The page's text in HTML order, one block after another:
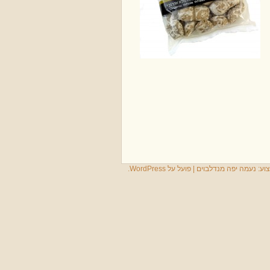
נעמה יפה מנדלבוים פועל על WordPress.